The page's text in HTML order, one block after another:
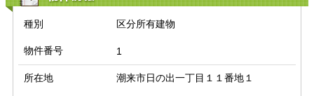
種別 区分所有建物
物件番号 1
所在地 潮来市日の出一丁目１１番地１